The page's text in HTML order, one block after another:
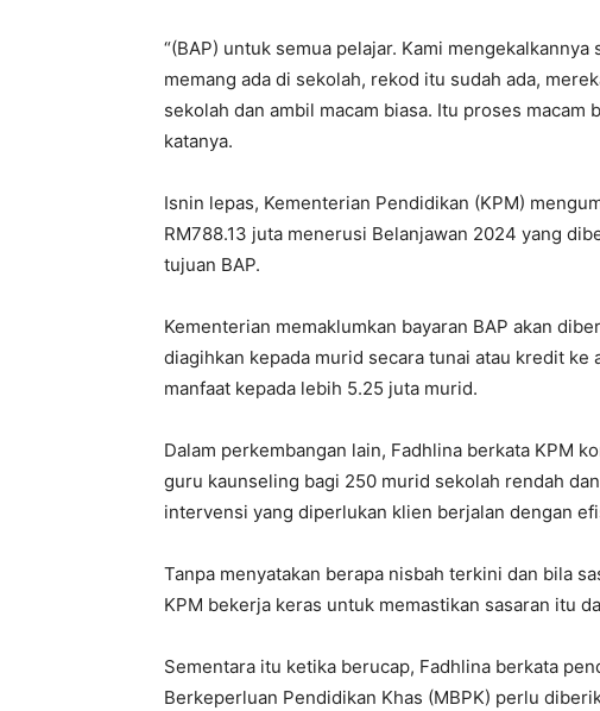
“(BAP) untuk semua pelajar. Kami
memang ada di sekolah, rekod itu sudah ada,
sekolah dan ambil macam biasa. Itu proses macam
katanya.
Isnin lepas, Kementerian Pendidikan (KPM)
RM788.13 juta menerusi Belanjawan 2024 yang
tujuan BAP.
Kementerian memaklumkan bayaran BAP akan
diagihkan kepada murid secara tunai atau kredit ke
manfaat kepada lebih 5.25 juta murid.
Dalam perkembangan lain, Fadhlina berkata KPM
guru kaunseling bagi 250 murid sekolah rendah
intervensi yang diperlukan klien berjalan dengan
Tanpa menyatakan berapa nisbah terkini dan bila
KPM bekerja keras untuk memastikan sasaran itu
Sementara itu ketika berucap, Fadhlina berkata
Berkeperluan Pendidikan Khas (MBPK) perlu